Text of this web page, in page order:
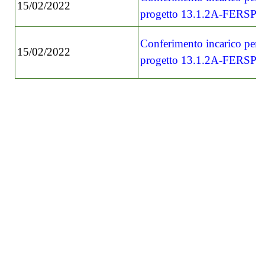
15/02/2022
progetto 13.1.2A-
15/02/2022
Conferimento incarico per
progetto 13.1.2A-